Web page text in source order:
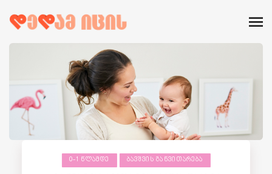
0-1 ᲬᲚᲐᲛᲓᲔ ᲑᲐᲕᲨᲕᲘᲡ ᲒᲐᲜᲕᲘᲗᲐᲠᲔᲑᲐ